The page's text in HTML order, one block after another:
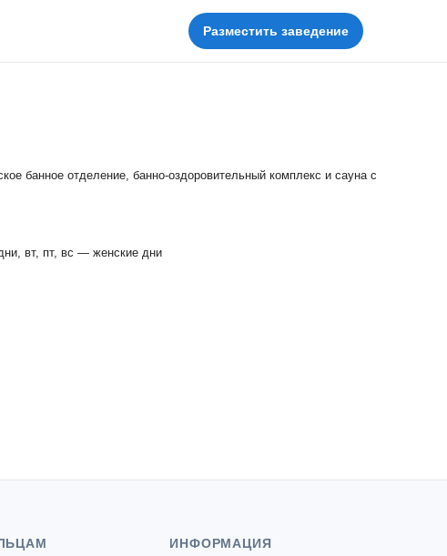
Разместить заведение
банное отделение, банно-оздоровительный комплекс и сауна с
вт, пт, вс — женские дни
ИНФОРМАЦИЯ